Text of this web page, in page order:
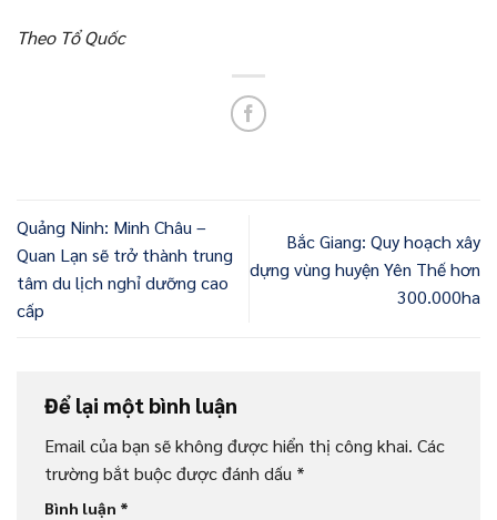
Theo Tổ Quốc
Quảng Ninh: Minh Châu –
Quan Lạn sẽ trở thành trung
tâm du lịch nghỉ dưỡng cao
cấp
Bắc Giang: Quy hoạch xây
dựng vùng huyện Yên Thế hơn
300.000ha
Để lại một bình luận
Email của bạn sẽ không được hiển thị công khai. Các
trường bắt buộc được đánh dấu *
Bình luận *